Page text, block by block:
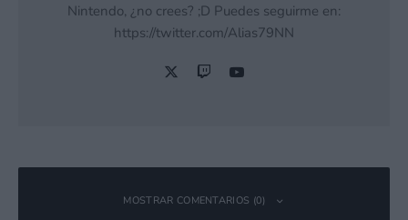
Nintendo, ¿no crees? ;D Puedes seguirme en:
https://twitter.com/Alias79NN
MOSTRAR COMENTARIOS (0)